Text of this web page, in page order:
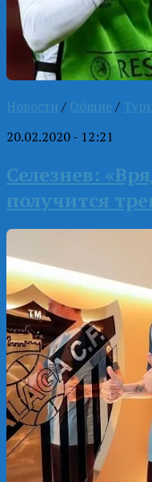
Новости / Общие /
20.02.2020 - 12:21
Селезнев:
получится